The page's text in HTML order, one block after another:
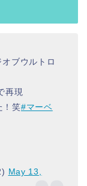
ブウルトロ
再現
！笑#マーベ
May 13,